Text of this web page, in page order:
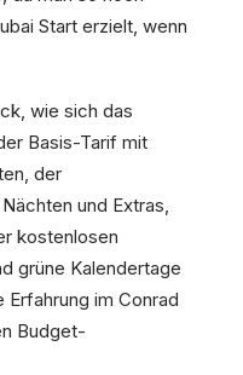
Start erzielt, wenn
wie sich das
Basis-Tarif mit
der
und Extras,
kostenlosen
grüne Kalendertage
Erfahrung im Conrad
Budget-